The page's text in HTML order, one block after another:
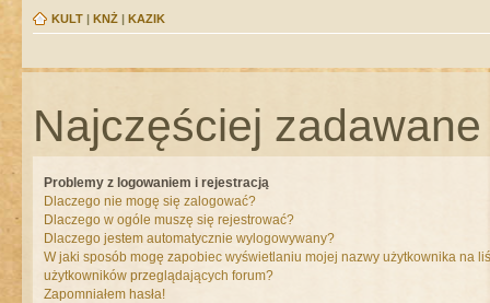
KULT | KNŻ | KAZIK
Najczęściej
Problemy z logowaniem i rejestracją
Dlaczego nie mogę się zalogować?
Dlaczego w ogóle muszę się rejestrować?
Dlaczego jestem automatycznie wylogowywany?
W jaki sposób mogę zapobiec wyświetlaniu mojej nazwy użytkownika na
użytkowników przeglądających forum?
Zapomniałem hasła!